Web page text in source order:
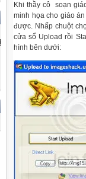
Khi thầy cô soạn
minh họa cho giáo
được. Nhấp chuột
cửa sổ Upload rồi
hình bên dưới: